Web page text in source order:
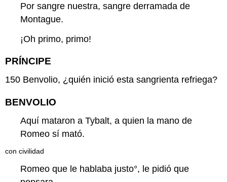
Por sangre nuestra, sangre derramada de
Montague.
¡Oh primo, primo!
PRÍNCIPE
150 Benvolio, ¿quién inició esta sangrienta refriega?
BENVOLIO
Aquí mataron a Tybalt, a quien la mano de
Romeo sí mató.
con civilidad
Romeo que le hablaba justo°, le pidió que